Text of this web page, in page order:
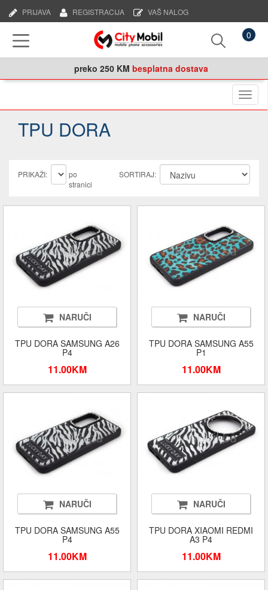
VAŠ NALOG
REGISTRACIJA
PRIJAVA
0
preko 250 KM besplatna dostava
TPU DORA
PRIKAŽI:
po
stranici
SORTIRAJ:
NARUČI
TPU DORA SAMSUNG A26
P4
11.00KM
NARUČI
TPU DORA SAMSUNG A55
P1
11.00KM
NARUČI
TPU DORA SAMSUNG A55
P4
11.00KM
NARUČI
TPU DORA XIAOMI REDMI
A3 P4
11.00KM